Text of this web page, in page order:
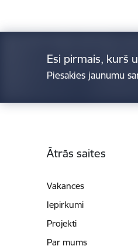
Esi pirmais, kurš
Piesakies jaunumu
Ātrās saites
Vakances
Iepirkumi
Projekti
Par mums